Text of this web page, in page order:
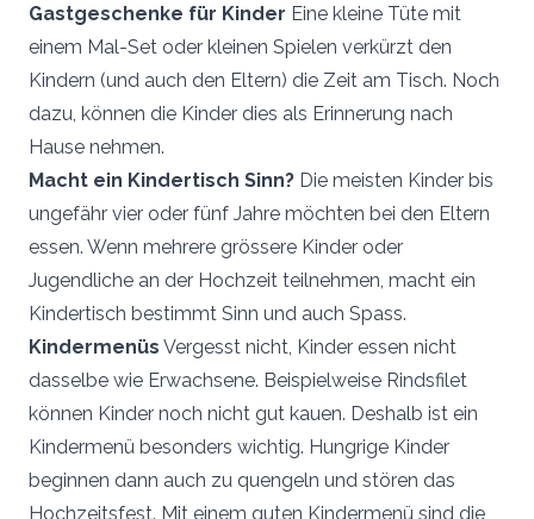
Gastgeschenke für Kinder Eine kleine Tüte mit
einem Mal-Set oder kleinen Spielen verkürzt den
Kindern (und auch den Eltern) die Zeit am Tisch. Noch
dazu, können die Kinder dies als Erinnerung nach
Hause nehmen.
Macht ein Kindertisch Sinn? Die meisten Kinder bis
ungefähr vier oder fünf Jahre möchten bei den Eltern
essen. Wenn mehrere grössere Kinder oder
Jugendliche an der Hochzeit teilnehmen, macht ein
Kindertisch bestimmt Sinn und auch Spass.
Kindermenüs Vergesst nicht, Kinder essen nicht
dasselbe wie Erwachsene. Beispielweise Rindsfilet
können Kinder noch nicht gut kauen. Deshalb ist ein
Kindermenü besonders wichtig. Hungrige Kinder
beginnen dann auch zu quengeln und stören das
Hochzeitsfest. Mit einem guten Kindermenü sind die